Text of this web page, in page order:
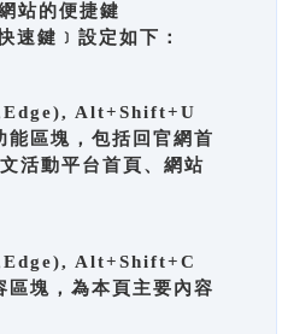
站的便捷鍵
速鍵﹞設定如下：
Alt+Shift+U
區塊，包括回官網首
活動平台首頁、網站
Alt+Shift+C
塊，為本頁主要內容